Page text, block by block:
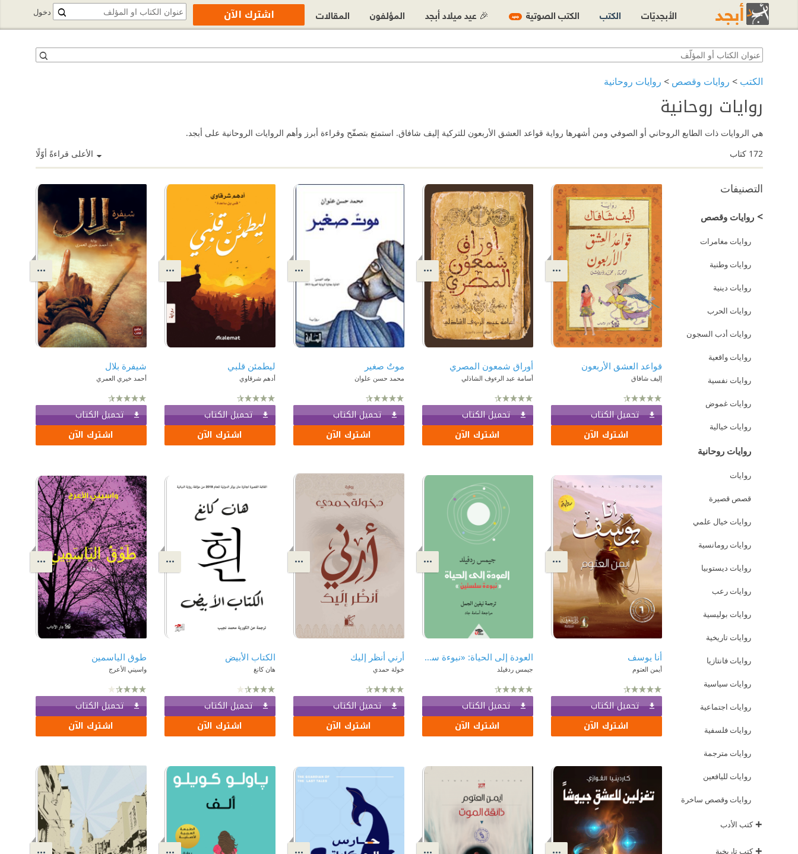
الكتب > روايات وقصص > روايات روحانية
روايات روحانية
هي الروايات ذات الطابع الروحاني أو الصوفي ومن أشهرها رواية قواعد العشق الأربعون للتركية إليف شافاق. استمتع بتصفّح وقراءة أبرز وأهم الروايات الروحانية على أبجد.
الأعلى قراءةً أوّلًا
172 كتاب
التصنيفات
>روايات وقصص
روايات مغامرات
روايات وطنية
روايات دينية
روايات الحرب
روايات أدب السجون
روايات واقعية
روايات نفسية
روايات غموض
روايات خيالية
روايات روحانية
روايات
قصص قصيرة
روايات خيال علمي
روايات رومانسية
روايات ديستوبيا
روايات رعب
روايات بوليسية
روايات تاريخية
روايات فانتازيا
روايات سياسية
روايات اجتماعية
روايات فلسفية
روايات مترجمة
روايات لليافعين
روايات وقصص ساخرة
+كتب الأدب
كتب تاريخية
قواعد العشق الأربعون
إليف شافاق
تحميل الكتاب
اشترك الآن
أوراق شمعون المصري
أسامة عبد الرءوف الشاذلي
تحميل الكتاب
اشترك الآن
موتٌ صغير
محمد حسن علوان
تحميل الكتاب
اشترك الآن
ليطمئن قلبي
أدهم شرقاوي
تحميل الكتاب
اشترك الآن
شيفرة بلال
أحمد خيري العمري
تحميل الكتاب
اشترك الآن
أنا يوسف
أيمن العتوم
تحميل الكتاب
اشترك الآن
العودة إلى الحياة: «نبوءة سلستين»
جيمس ردفيلد
تحميل الكتاب
اشترك الآن
أرني أنظر إليك
خولة حمدي
تحميل الكتاب
اشترك الآن
الكتاب الأبيض
هان كانغ
تحميل الكتاب
اشترك الآن
طوق الياسمين
واسيني الأعرج
تحميل الكتاب
اشترك الآن
دخول الأبجديّات الكتب الكتب الصوتية جديد 🎉 عيد ميلاد أبجد المؤلفون المقالات اشترك الآن